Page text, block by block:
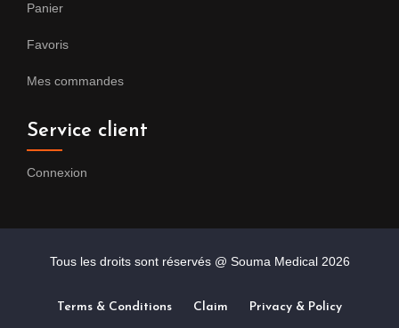
Panier
Favoris
Mes commandes
Service client
Connexion
Tous les droits sont réservés @ Souma Medical 2026
Terms & Conditions Claim Privacy & Policy